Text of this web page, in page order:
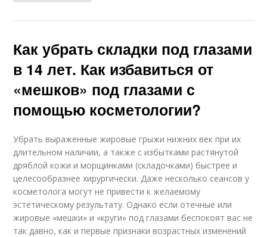
Как убрать складки под глазами
в 14 лет. Как избавиться от
«мешков» под глазами с
помощью косметологии?
Убрать выраженные жировые грыжи нижних век при их
длительном наличии, а также с избытками растянутой
дряблой кожи и морщинками (складочками) быстрее и
целесообразнее хирургически. Даже несколько сеансов у
косметолога могут не привести к желаемому
эстетическому результату. Однако если отечные или
жировые «мешки» и «круги» под глазами беспокоят вас не
так давно, как и первые признаки возрастных изменений